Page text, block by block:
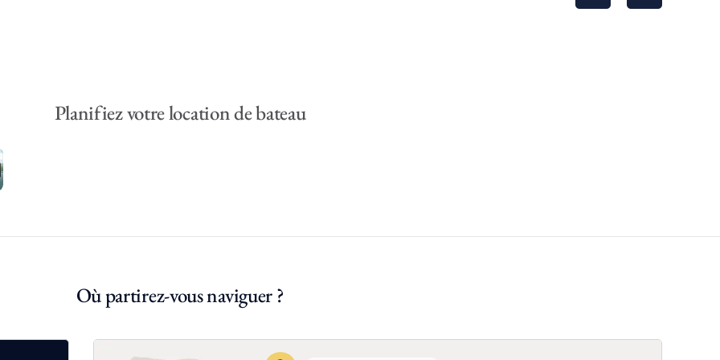
Planifiez votre location de bateau
Où partirez-vous naviguer ?